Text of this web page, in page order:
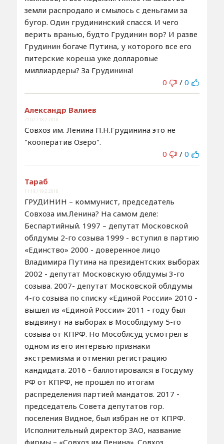
земли распродало и смылось с деньгами за
бугор. Один грудининский спасся. И чего
верить вранью, будто Грудинин вор? И разве
Грудинин богаче Путина, у которого все его
питерские кореша уже долларовые
миллиардеры? За Грудинина!
0
/ 0
Александр Валиев
21:02 / 18.2.2018
Совхоз им. Ленина П.Н.Грудинина это не
"кооператив Озеро".
0
/ 0
Тараб
11:14 / 19.2.2018
ГРУДИНИН – коммунист, председатель
Совхоза им.Ленина? На самом деле:
Беспартийный. 1997 – депутат Московской
облдумы 2-го созыва 1999 - вступил в партию
«Единство» 2000 - доверенное лицо
Владимира Путина на президентских выборах
2002 - депутат Московскую облдумы 3-го
созыва. 2007- депутат Московской облдумы
4-го созыва по списку «Единой России» 2010 -
вышел из «Единой России» 2011 - году был
выдвинут на выборах в Мособлдуму 5-го
созыва от КПРФ. Но Мособлсуд усмотрел в
одном из его интервью признаки
экстремизма и отменил регистрацию
кандидата. 2016 - баллотировался в Госдуму
РФ от КПРФ, не прошёл по итогам
распределения партией мандатов. 2017 -
председатель Совета депутатов гор.
поселения Видное, был избран не от КПРФ.
Исполнительный директор ЗАО, название
фирмы – «Совхоз им.Ленина». Совхоз